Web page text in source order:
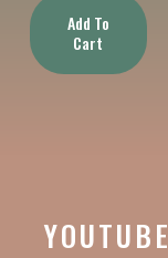
Add To
Cart
YOUTUBE